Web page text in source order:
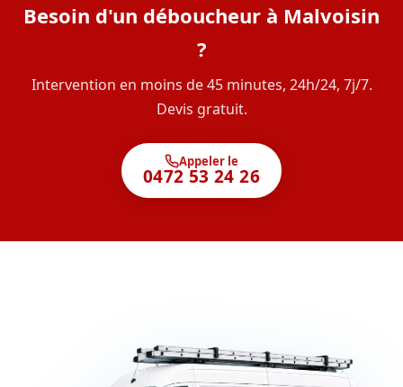
Besoin d'un déboucheur à Malvoisin
?
Intervention en moins de 45 minutes, 24h/24, 7j/7.
Devis gratuit.
Appeler le
0472 53 24 26